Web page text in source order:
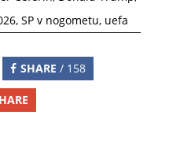
, SP v nogometu, uefa
SHARE / 158